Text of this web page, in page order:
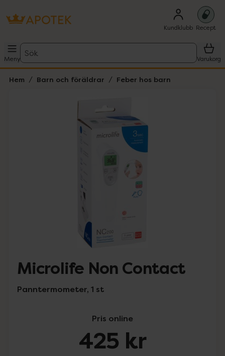
Kundklubb Recept
Meny
Sök
Varukorg
Hem Barn och föräldrar Feber hos barn
Lista: . Innehåller 1 objekt.
Microlife Non Contact
Panntermometer, 1 st
Pris online
425 kr